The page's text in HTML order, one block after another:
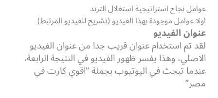
عوامل نجاح استراتيجية استغلال الترند
اولا عوامل موجودة بهذا الفيديو (تشريح للفيديو المرتبط)
عنوان الفيديو
لقد تم استخدام عنوان قريب جدا من عنوان الفيديو
الاصلي، وهذا يفسر ظهور الفيديو في النتيجة الرابعة،
عندما تبحث في اليوتيوب بجملة “اقوي كارت في
مصر”